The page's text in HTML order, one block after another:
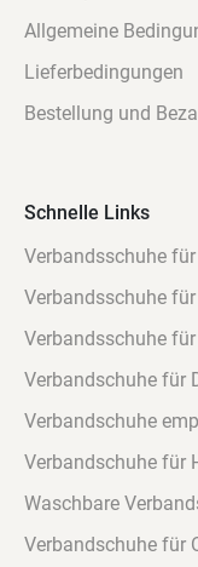
Allgemeine
Lieferbedingungen
Bestellung und
Schnelle Links
Verbandsschuhe
Verbandsschuhe
Verbandsschuhe
Verbandschuhe für
Verbandschuhe
Verbandschuhe für
Waschbare
Verbandschuhe für